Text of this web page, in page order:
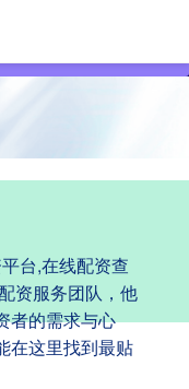
台,在线配资查
资服务团队，他
者的需求与心
在这里找到最贴